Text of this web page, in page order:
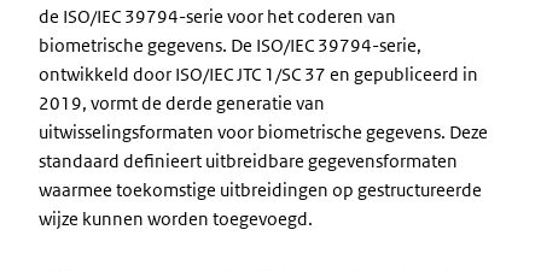
de ISO/IEC 39794-serie voor het coderen van
biometrische gegevens. De ISO/IEC 39794-serie,
ontwikkeld door ISO/IEC JTC 1/SC 37 en gepubliceerd in
2019, vormt de derde generatie van
uitwisselingsformaten voor biometrische gegevens. Deze
standaard definieert uitbreidbare gegevensformaten
waarmee toekomstige uitbreidingen op gestructureerde
wijze kunnen worden toegevoegd.